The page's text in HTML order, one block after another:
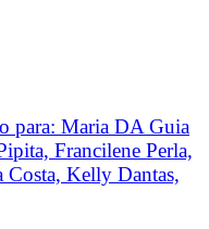
para: Maria DA Guia
Francilene Perla,
Costa, Kelly Dantas,